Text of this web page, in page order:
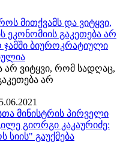
მითქვამს და ვიტყვი,
გაკეთება არ
ჯამში ბიუროკრატიული
ვიტყვი, რომ სადღაც,
არ
მინისტრის პირველი
გიორგი კაკაურიძე:
სიის" გაუქმება